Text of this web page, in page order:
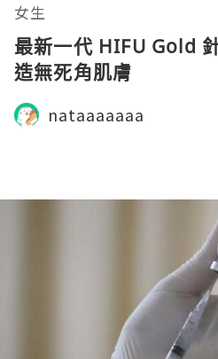
女生
最新一代 HIFU Gold
造無死角肌膚
nataaaaaaa